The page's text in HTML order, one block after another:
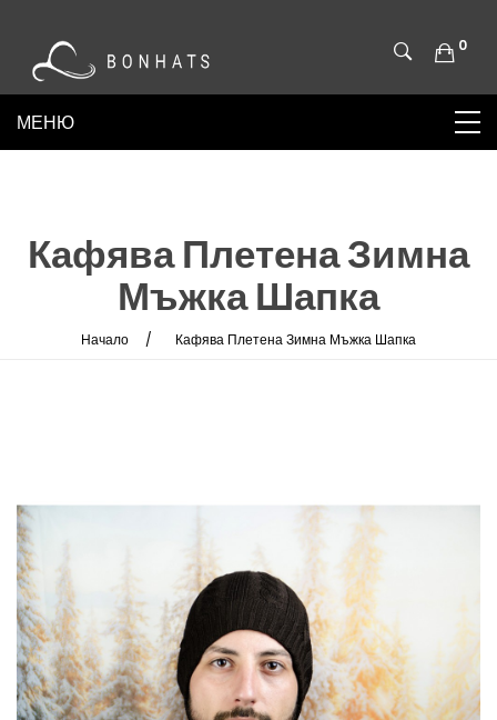
0
Кафява Плетена Зимна
Мъжка Шапка
Начало Кафява Плетена Зимна Мъжка Шапка